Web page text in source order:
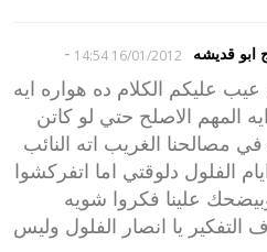
ابو قديشه 16/01/2012 14:54
-
عيب عليكم الكلام ده هواره ايه
المهم الاصلح حتي لو كاتن
مصالحنا الغريب اته النائب
الفلول دلوقتي اما اتفركشوا
علينا فكروا شويه
التفكير يا انصار الفلول وليس